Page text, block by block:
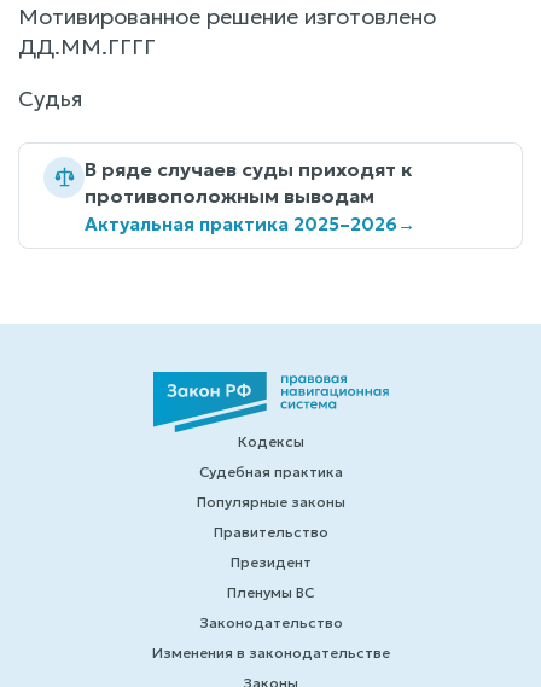
Мотивированное решение изготовлено
ДД.ММ.ГГГГ
Судья
В ряде случаев суды приходят к
противоположным выводам
Актуальная практика 2025–2026→
Кодексы
Судебная практика
Популярные законы
Правительство
Президент
Пленумы ВС
Законодательство
Изменения в законодательстве
Законы